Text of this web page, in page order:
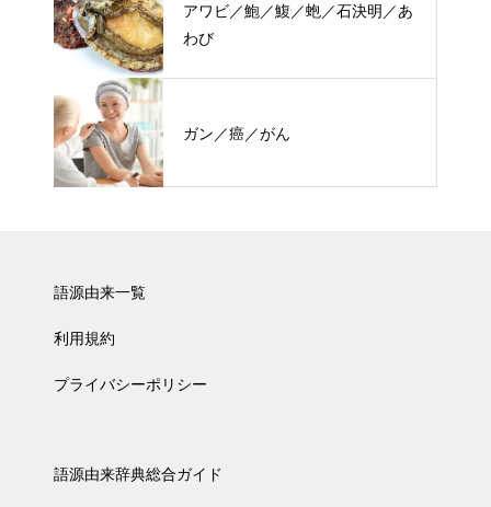
アワビ／鮑／鰒／蚫／石決明／あ
わび
ガン／癌／がん
語源由来一覧
利用規約
プライバシーポリシー
語源由来辞典総合ガイド